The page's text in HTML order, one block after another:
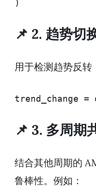
)
📌 2. 趋势切
用于检测趋势反转
trend_change =
📌 3. 多周期
结合其他周期的
鲁棒性。例如：